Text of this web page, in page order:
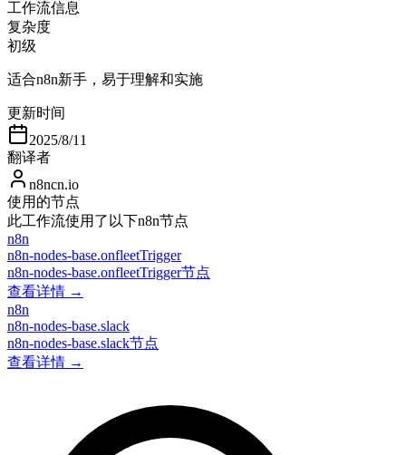
工作流信息
复杂度
初级
适合n8n新手，易于理解和实施
更新时间
2025/8/11
翻译者
n8ncn.io
使用的节点
此工作流使用了以下n8n节点
n8n
n8n-nodes-base.onfleetTrigger
n8n-nodes-base.onfleetTrigger节点
查看详情 →
n8n
n8n-nodes-base.slack
n8n-nodes-base.slack节点
查看详情 →